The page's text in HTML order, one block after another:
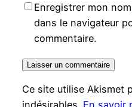
Enregistrer mon
dans le navigateur
commentaire.
Ce site utilise Akismet
indésirables. En savoir